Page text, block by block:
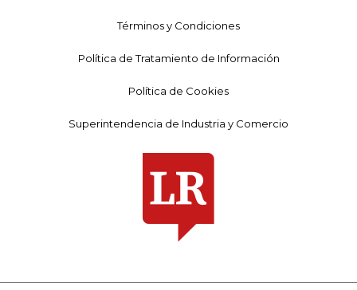
Términos y Condiciones
Política de Tratamiento de Información
Política de Cookies
Superintendencia de Industria y Comercio